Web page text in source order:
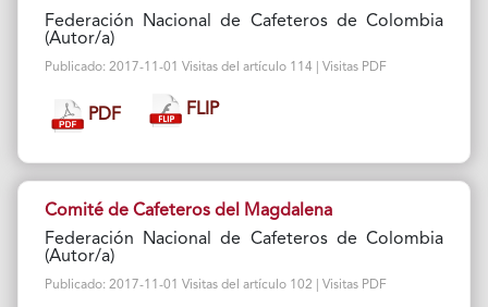
Federación Nacional de Cafeteros de Colombia
(Autor/a)
Publicado: 2017-11-01 Visitas del artículo 114 | Visitas PDF
PDF FLIP
Comité de Cafeteros del Magdalena
Federación Nacional de Cafeteros de Colombia
(Autor/a)
Publicado: 2017-11-01 Visitas del artículo 102 | Visitas PDF